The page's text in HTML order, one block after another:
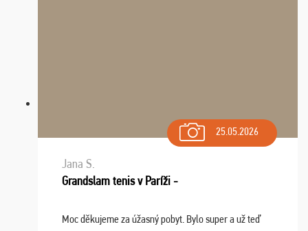
25.05.2026
Jana S.
Grandslam tenis v Paríži -
Moc děkujeme za úžasný pobyt. Bylo super a už teď